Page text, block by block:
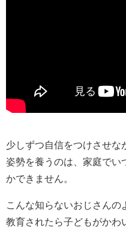
少しずつ自信をつけさせな
姿勢を養うのは、家庭でい
かできません。
こんな知らないおじさんの
教育されたら子どもがかわ